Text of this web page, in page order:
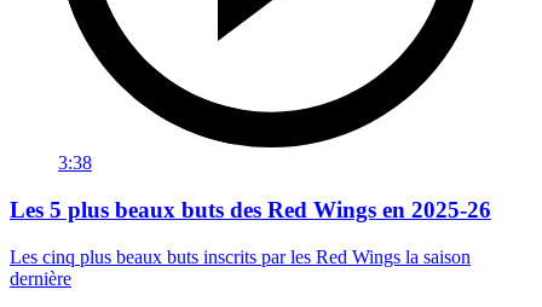
3:38
Les 5 plus beaux buts des Red Wings en 2025-26
Les cinq plus beaux buts inscrits par les Red Wings la saison
dernière